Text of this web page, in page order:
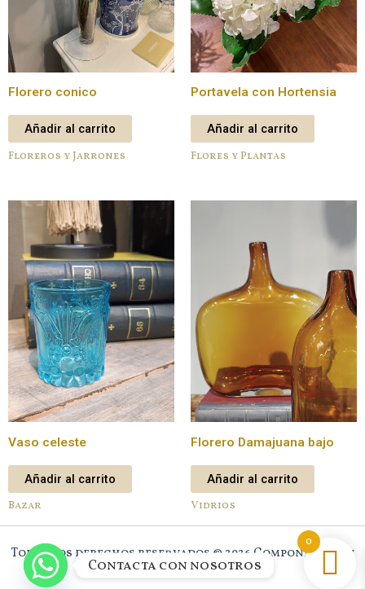
Florero conico
Añadir al carrito
Floreros y Jarrones
Portavela con Hortensia
Añadir al carrito
Flores y Plantas
Vaso celeste
Añadir al carrito
Bazar
Florero Damajuana bajo
Añadir al carrito
Vidrios
Todos los derechos reservados © 2026 Component New
House
0
Contacta con nosotros